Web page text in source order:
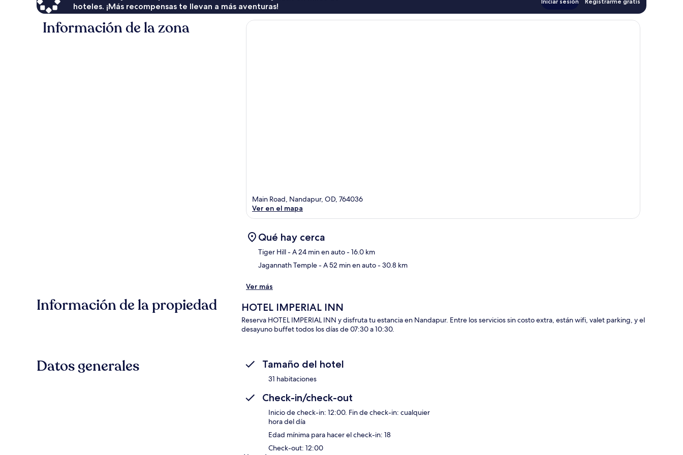
hoteles. ¡Más recompensas te llevan a más aventuras!
Información de la zona
Main Road, Nandapur, OD, 764036
Ver en el mapa
Qué hay cerca
Tiger Hill- A 24 min en auto- 16.0 km
Jagannath Temple- A 52 min en auto- 30.8 km
Ver más
Información de la propiedad HOTEL IMPERIAL INN
Reserva HOTEL IMPERIAL INN y disfruta tu estancia en Nandapur. Entre los servicios sin costo extra, están wifi, valet parking, y el
desayuno buffet todos los días de 07:30 a 10:30.
Datos generales Tamaño del hotel
31 habitaciones
Check-in/check-out
Inicio de check-in: 12:00. Fin de check-in: cualquier
hora del día
Edad mínima para hacer el check-in: 18
Check-out: 12:00